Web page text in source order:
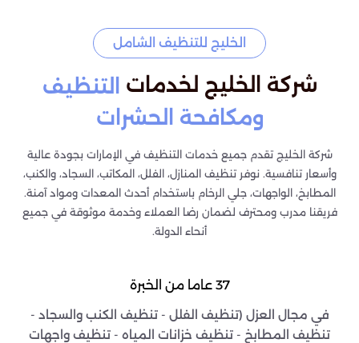
الخليج للتنظيف الشامل
شركة الخليج لخدمات
التنظيف
ومكافحة الحشرات
شركة الخليج تقدم جميع خدمات التنظيف في الإمارات بجودة عالية
وأسعار تنافسية. نوفر تنظيف المنازل، الفلل، المكاتب، السجاد، والكنب،
المطابخ، الواجهات، جلي الرخام باستخدام أحدث المعدات ومواد آمنة.
فريقنا مدرب ومحترف لضمان رضا العملاء وخدمة موثوقة في جميع
أنحاء الدولة.
37 عاما من الخبرة
في مجال العزل (تنظيف الفلل - تنظيف الكنب والسجاد -
تنظيف المطابخ - تنظيف خزانات المياه - تنظيف واجهات